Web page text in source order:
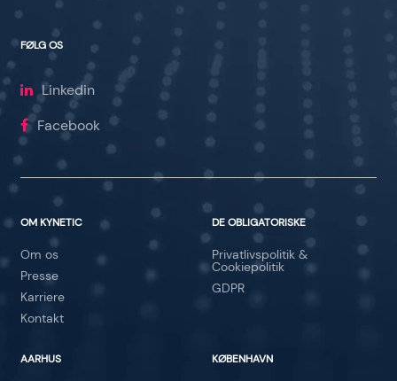
FØLG OS
Linkedin
Facebook
OM KYNETIC
Om os
Presse
Karriere
Kontakt
DE OBLIGATORISKE
Privatlivspolitik &
Cookiepolitik
GDPR
AARHUS KØBENHAVN